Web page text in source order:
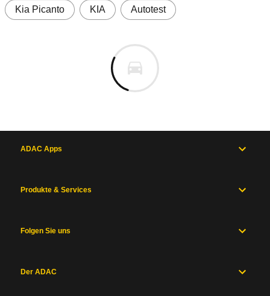
Kia Picanto KIA Autotest
ADAC Apps
Produkte & Services
Folgen Sie uns
Der ADAC